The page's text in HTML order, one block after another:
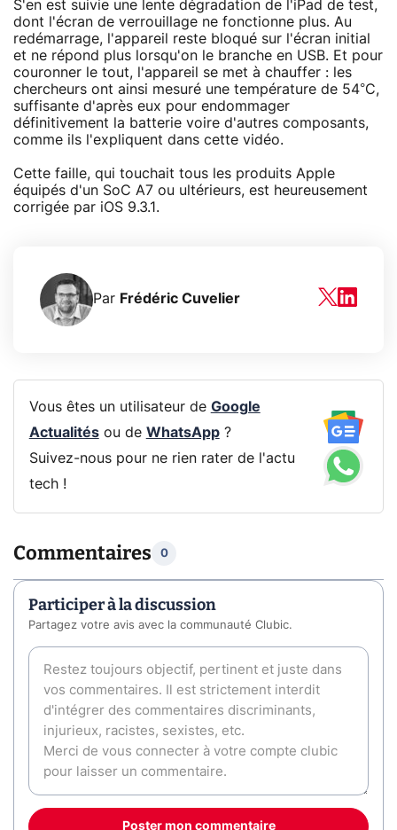
S'en est suivie une lente dégradation de l'iPad de test,
dont l'écran de verrouillage ne fonctionne plus. Au
redémarrage, l'appareil reste bloqué sur l'écran initial
et ne répond plus lorsqu'on le branche en USB. Et pour
couronner le tout, l'appareil se met à chauffer : les
chercheurs ont ainsi mesuré une température de 54°C,
suffisante d'après eux pour endommager
définitivement la batterie voire d'autres composants,
comme ils l'expliquent dans cette vidéo.
Cette faille, qui touchait tous les produits Apple
équipés d'un SoC A7 ou ultérieurs, est heureusement
corrigée par iOS 9.3.1.
Par Frédéric Cuvelier
Vous êtes un utilisateur de Google
Actualitésou de WhatsApp?
Suivez-nous pour ne rien rater de l'actu
tech !
Commentaires 0
Participer à la discussion
Partagez votre avis avec la communauté Clubic.
Poster mon commentaire